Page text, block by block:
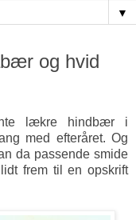
▼
og hvid
lækre hindbær i
med efteråret. Og
da passende smide
frem til en opskrift